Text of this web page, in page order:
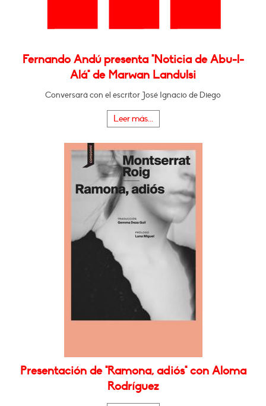
Fernando Andú presenta "Noticia de Abu-l-
Alá" de Marwan Landulsi
Conversará con el escritor José Ignacio de Diego
Leer más...
Presentación de "Ramona, adiós" con Aloma
Rodríguez